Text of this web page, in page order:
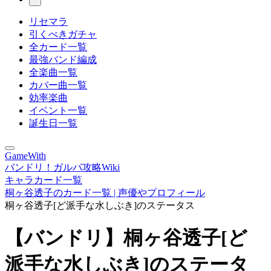
リセマラ
引くべきガチャ
全カード一覧
最強バンド編成
全楽曲一覧
カバー曲一覧
効率楽曲
イベント一覧
誕生日一覧
GameWith
バンドリ！ガルパ攻略Wiki
キャラカード一覧
桐ヶ谷透子のカード一覧 | 声優やプロフィール
桐ヶ谷透子[ど派手な水しぶき]のステータス
【バンドリ】桐ヶ谷透子[ど
派手な水しぶき]のステータ